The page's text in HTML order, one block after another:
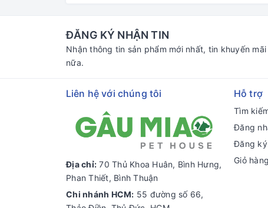
ĐĂNG KÝ NHẬN TIN
Nhận thông tin sản phẩm mới nhất, tin khuyến mãi
nữa.
Liên hệ với chúng tôi
Địa chỉ: 70 Thủ Khoa Huân, Bình Hưng,
Phan Thiết, Bình Thuận
Chi nhánh HCM: 55 đường số 66,
Hỗ trợ
Tìm
Đăng
Đăng ký
Giỏ hàng